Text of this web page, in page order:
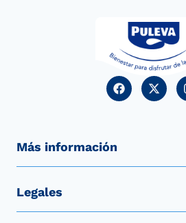
Más información
Legales